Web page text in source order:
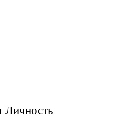
Личность